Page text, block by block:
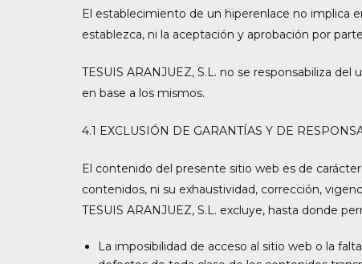
El establecimiento de un hiperenlace no implica
establezca, ni la aceptación y aprobación por
TESUIS ARANJUEZ, S.L. no se responsabiliza
en base a los mismos.
4.1 EXCLUSIÓN DE GARANTÍAS Y DE
El contenido del presente sitio web es de
contenidos, ni su exhaustividad, corrección,
TESUIS ARANJUEZ, S.L. excluye, hasta donde
La imposibilidad de acceso al sitio web o la